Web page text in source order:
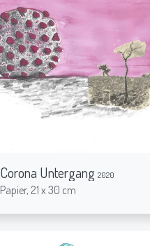
Corona Untergang 2020
Papier, 21 x 30 cm